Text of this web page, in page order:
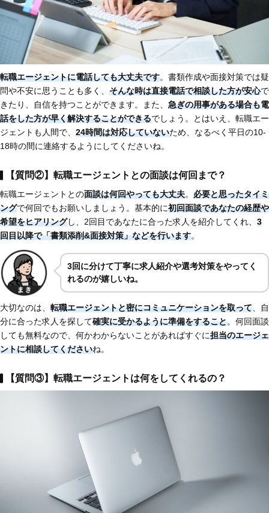
転職エージェントに電話しても大丈夫です。書類作成や面接対策では疑
問や不安に思うことも多く、 そんな時は直接電話で相談した方が安心で
きたり、自信を持つことができます。また、 急ぎの用事がある場合も電
話をした方が早く解決することができるでしょう。とはいえ、転職エー
ジェントも人間で、 24時間は対応していないため、なるべく平日の10-
18時の間に連絡するようにしてくださいね。
【質問②】転職エージェントとの面談は何回まで？
転職エージェントとの面談は何回やっても大丈夫。 必要と思ったタイミ
ングで何回でもお願いしましょう。基本的に初回面談であなたの経歴や
希望をヒアリングし、2回目であなたに合った求人を紹介してくれ、 3
回目以降で「書類添削&面接対策」などを行います。
3回に分けて丁寧に求人紹介や選考対策をやってく
れるのが嬉しいね。
大切なのは、 転職エージェントと密にコミュニケーションを取って 、自
分に合った求人を探して確実に受かるように準備をすること。何回面談
しても無料なので、何かわからないことがあればすぐに担当のエージェ
ントに相談してくださいね。
【質問③】転職エージェントは何をしてくれるの？